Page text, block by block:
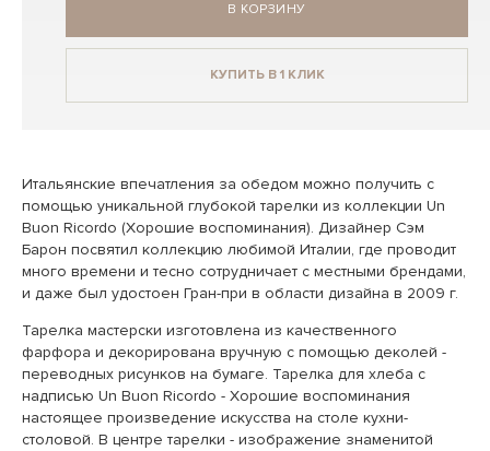
В КОРЗИНУ
КУПИТЬ В 1 КЛИК
Итальянские впечатления за обедом можно получить с
помощью уникальной глубокой тарелки из коллекции Un
Buon Ricordo (Хорошие воспоминания). Дизайнер Сэм
Барон посвятил коллекцию любимой Италии, где проводит
много времени и тесно сотрудничает с местными брендами,
и даже был удостоен Гран-при в области дизайна в 2009 г.
Тарелка мастерски изготовлена из качественного
фарфора и декорирована вручную с помощью деколей -
переводных рисунков на бумаге. Тарелка для хлеба с
надписью Un Buon Ricordo - Хорошие воспоминания
настоящее произведение искусства на столе кухни-
столовой. В центре тарелки - изображение знаменитой